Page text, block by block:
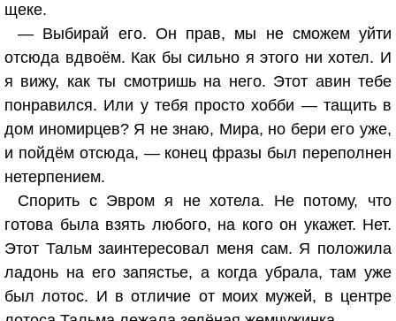
щеке.
— Выбирай его. Он прав, мы не сможем уйти
отсюда вдвоём. Как бы сильно я этого ни хотел. И
я вижу, как ты смотришь на него. Этот авин тебе
понравился. Или у тебя просто хобби — тащить в
дом иномирцев? Я не знаю, Мира, но бери его уже,
и пойдём отсюда, — конец фразы был переполнен
нетерпением.
Спорить с Эвром я не хотела. Не потому, что
готова была взять любого, на кого он укажет. Нет.
Этот Тальм заинтересовал меня сам. Я положила
ладонь на его запястье, а когда убрала, там уже
был лотос. И в отличие от моих мужей, в центре